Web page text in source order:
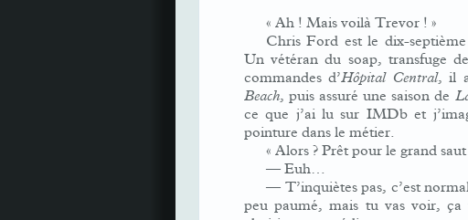
« Ah ! Mais voilà Trevor ! »
Chris Ford est le dix-septième
Un vétéran du soap, transfuge
commandes d’Hôpital Central, il
Beach, puis assuré une saison de
ce que j’ai lu sur IMDb et
pointure dans le métier.
« Alors ? Prêt pour le grand saut
— Euh…
— T’inquiètes pas, c’est
peu paumé, mais tu vas voir,